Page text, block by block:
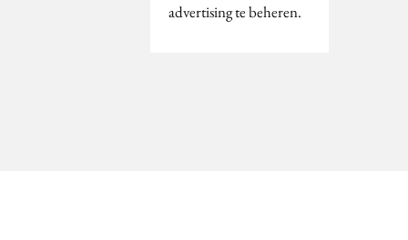
advertising te beheren.